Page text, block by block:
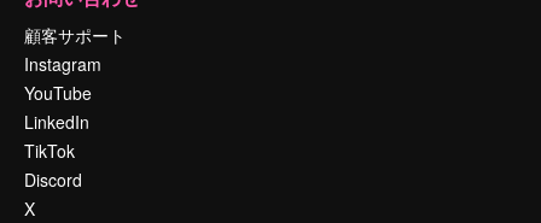
顧客サポート
Instagram
YouTube
LinkedIn
TikTok
Discord
X